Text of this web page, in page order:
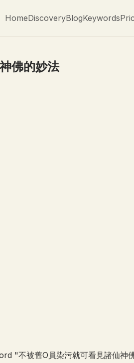
HomeDiscoveryBlogKeywords
佛的妙法
"不被舊O員染污就可看見諸仙神